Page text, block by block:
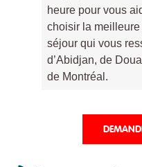
heure pour vous
choisir la
séjour qui vous
d’Abidjan, de
de Montréal.